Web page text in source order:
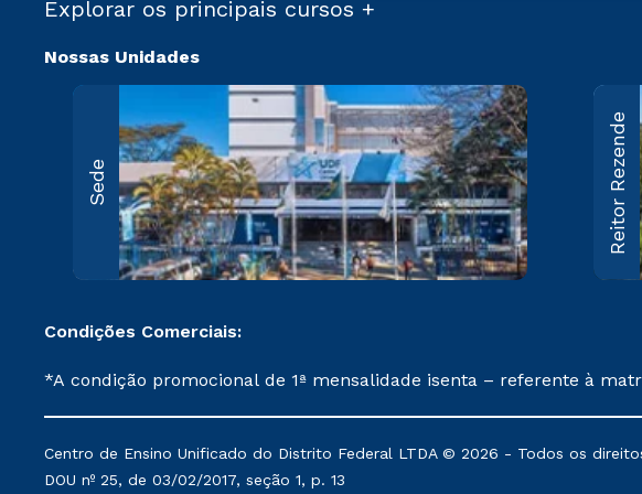
Explorar os principais cursos +
Nossas Unidades
Sede
SEP/SUL
Brasília – DF
Reitor Rezende
Condições Comerciais:
*A condição promocional de 1ª mensalidade isenta – referente à
de Medicina, e também para matriculados via FIES, Prouni e
Instituição. **Semipresencial é um formato do Ensino a Distância. ***Descontos comerciais oferecidos serão mantidos conforme negociação. Descontos
Centro de Ensino Unificado do Distrito Federal LTDA © 2026 - Todos os
DOU nº 25, de 03/02/2017, seção 1, p. 13